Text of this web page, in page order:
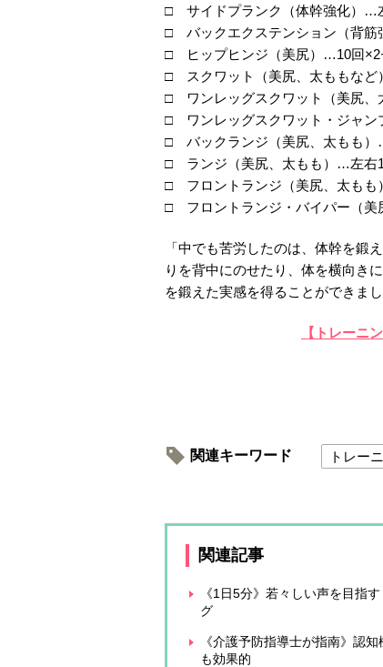
□ サイドプランク（体幹強化）…
□ バックエクステンション（背筋
□ ヒップヒンジ（美尻）…10回×2
□ スクワット（美尻、太ももなど
□ ワンレッグスクワット（美尻
□
ワンレッグスクワット・ジャ
□ バックランジ（美尻、太もも）
□ ランジ（美尻、太もも）…左右
□ フロントランジ（美尻、太も
□ フロントランジ・バイパー（
「中でも苦労したのは、体幹を鍛
りを背中にのせたり、体を横向き
を鍛えた実感を得ることができま
【トレーニ
関連キーワード トレー
関連記事
《1日5分》若々しい声を目指
グ
《介護予防指導士が指南》認
も効果的